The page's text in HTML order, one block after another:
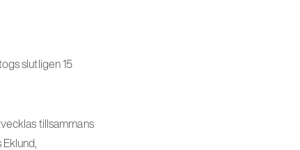
slutligen 15
tillsammans